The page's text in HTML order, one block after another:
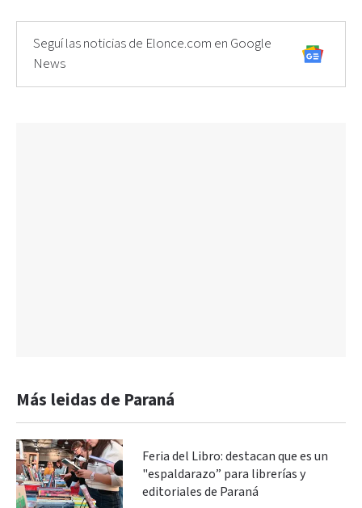
Seguí las noticias de Elonce.com en Google
News
Más leidas de Paraná
Feria del Libro: destacan que es un
"espaldarazo” para librerías y
editoriales de Paraná